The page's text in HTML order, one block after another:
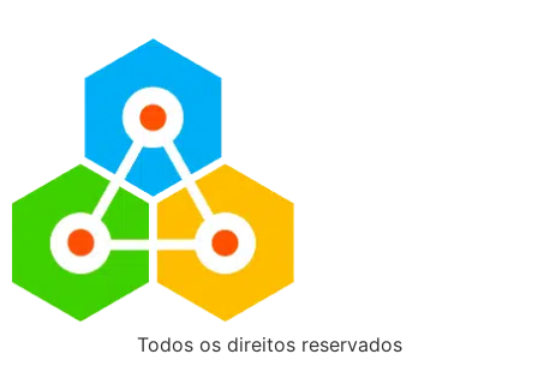
Todos os direitos reservados